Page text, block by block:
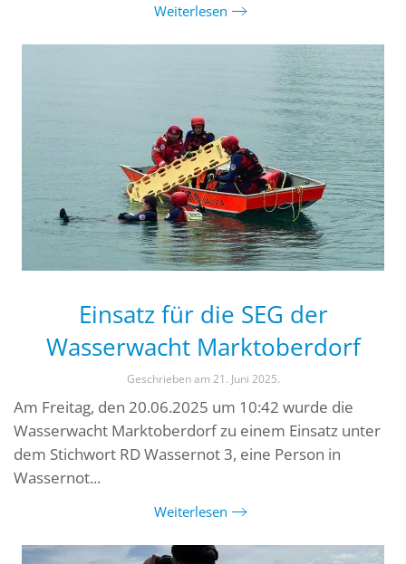
Weiterlesen
Einsatz für die SEG der
Wasserwacht Marktoberdorf
Geschrieben am 21. Juni 2025.
Am Freitag, den 20.06.2025 um 10:42 wurde die
Wasserwacht Marktoberdorf zu einem Einsatz unter
dem Stichwort RD Wassernot 3, eine Person in
Wassernot...
Weiterlesen